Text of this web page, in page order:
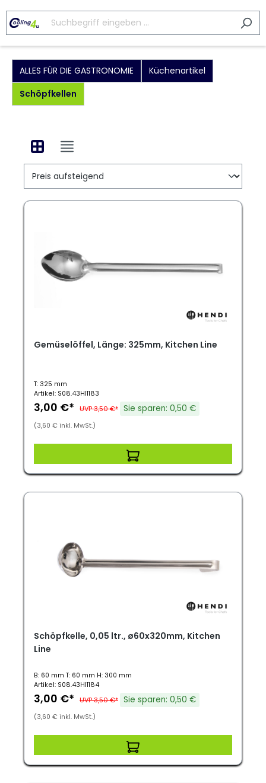
ALLES FÜR DIE GASTRONOMIE
Küchenartikel
Schöpfkellen
Gemüselöffel, Länge: 325mm, Kitchen Line
T: 325 mm
Artikel: S08.43HI1183
3,00 €* UVP 3,50 €* Sie sparen: 0,50 €
(3,60 € inkl. MwSt.)
Schöpfkelle, 0,05 ltr., ø60x320mm, Kitchen
Line
B: 60 mm T: 60 mm H: 300 mm
Artikel: S08.43HI1184
3,00 €* UVP 3,50 €* Sie sparen: 0,50 €
(3,60 € inkl. MwSt.)